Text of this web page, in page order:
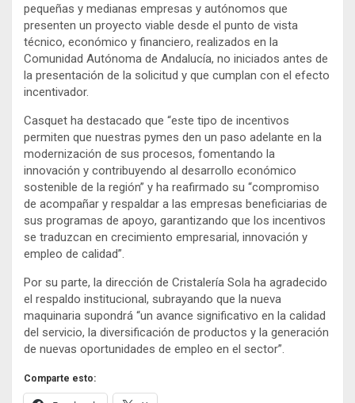
pequeñas y medianas empresas y autónomos que
presenten un proyecto viable desde el punto de vista
técnico, económico y financiero, realizados en la
Comunidad Autónoma de Andalucía, no iniciados antes de
la presentación de la solicitud y que cumplan con el efecto
incentivador.
Casquet ha destacado que “este tipo de incentivos
permiten que nuestras pymes den un paso adelante en la
modernización de sus procesos, fomentando la
innovación y contribuyendo al desarrollo económico
sostenible de la región” y ha reafirmado su “compromiso
de acompañar y respaldar a las empresas beneficiarias de
sus programas de apoyo, garantizando que los incentivos
se traduzcan en crecimiento empresarial, innovación y
empleo de calidad”.
Por su parte, la dirección de Cristalería Sola ha agradecido
el respaldo institucional, subrayando que la nueva
maquinaria supondrá “un avance significativo en la calidad
del servicio, la diversificación de productos y la generación
de nuevas oportunidades de empleo en el sector”.
Comparte esto: